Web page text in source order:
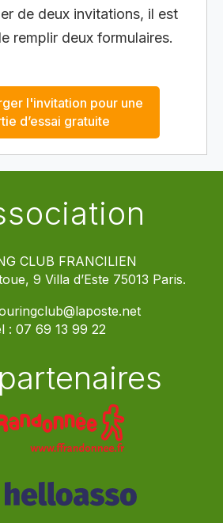
de deux invitations, il est
remplir deux formulaires.
l'invitation pour une
d’essai gratuite
CLUB FRANCILIEN
9 Villa d’Este 75013 Paris.
: 07 69 13 99 22